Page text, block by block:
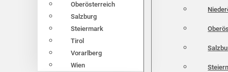
Oberösterreich
Salzburg
Steiermark
Tirol
Vorarlberg
Wien